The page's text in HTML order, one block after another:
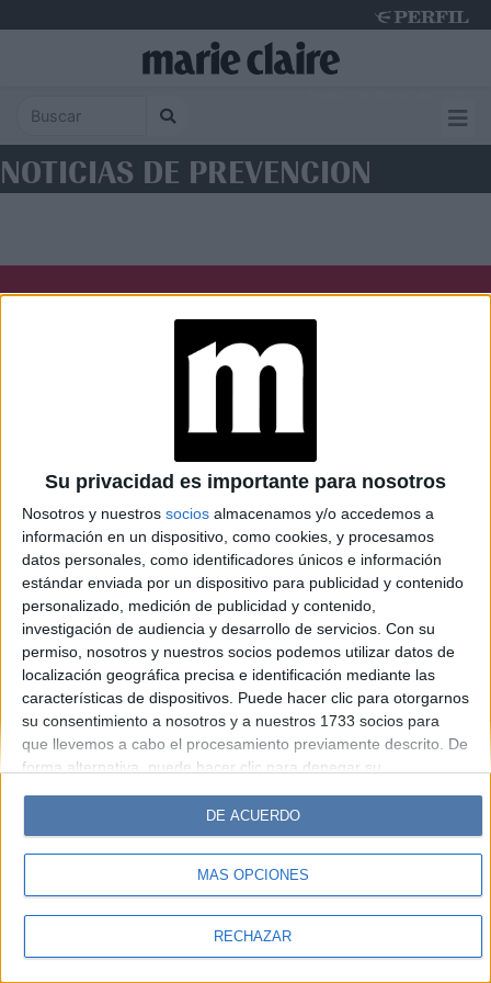
Su privacidad es importante para nosotros
Nosotros y nuestros socios almacenamos y/o accedemos a
información en un dispositivo, como cookies, y procesamos
datos personales, como identificadores únicos e información
estándar enviada por un dispositivo para publicidad y contenido
personalizado, medición de publicidad y contenido,
investigación de audiencia y desarrollo de servicios. Con su
permiso, nosotros y nuestros socios podemos utilizar datos de
localización geográfica precisa e identificación mediante las
características de dispositivos. Puede hacer clic para otorgarnos
su consentimiento a nosotros y a nuestros 1733 socios para
que llevemos a cabo el procesamiento previamente descrito. De
forma alternativa, puede hacer clic para denegar su
cambiar sus preferencias antes de otorgar su consentimiento.
Tenga en cuenta que algún procesamiento de sus datos
personales puede no requerir de su consentimiento, pero usted
tiene el derecho de rechazar tal procesamiento. Sus
sus preferencias o retirar su consentimiento en cualquier
MÁS OPCIONES
RECHAZAR
DE ACUERDO
NOTICIAS DE PREVENCION
Caras Noticias
Weekend Parabrisas
Look
Luz Mía Lunateen Break BATimes
© Perfil.com 2006-2019 - Todos los derechos reservados
Registro de Propiedad Intelectual: Nro. 5346433